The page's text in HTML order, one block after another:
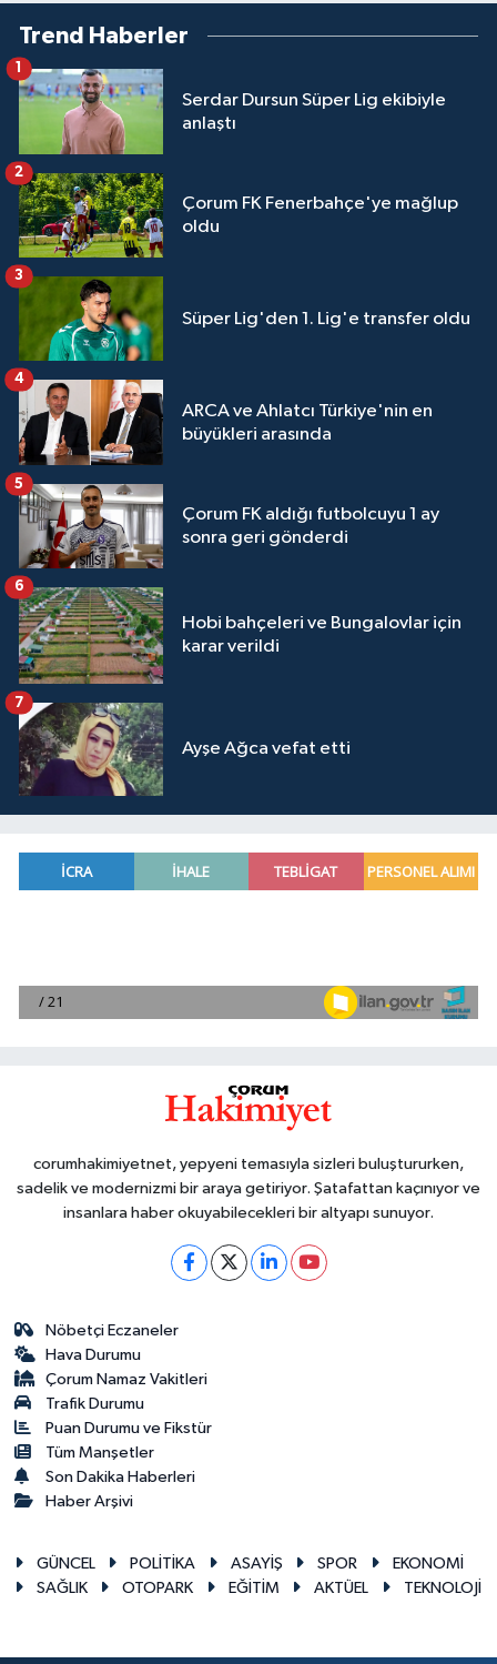
Trend Haberler
Serdar Dursun Süper Lig ekibiyle
anlaştı
Çorum FK Fenerbahçe'ye mağlup
oldu
2
Süper Lig'den 1. Lig'e transfer oldu
3
ARCA ve Ahlatcı Türkiye'nin en
büyükleri arasında
4
Çorum FK aldığı futbolcuyu 1 ay
sonra geri gönderdi
5
Hobi bahçeleri ve Bungalovlar için
karar verildi
6
Ayşe Ağca vefat etti
7
corumhakimiyetnet, yepyeni temasıyla sizleri buluştururken,
sadelik ve modernizmi bir araya getiriyor. Şatafattan kaçınıyor ve
insanlara haber okuyabilecekleri bir altyapı sunuyor.
Nöbetçi Eczaneler
Hava Durumu
Çorum Namaz Vakitleri
Trafik Durumu
Puan Durumu ve Fikstür
Tüm Manşetler
Son Dakika Haberleri
Haber Arşivi
GÜNCEL POLİTİKA ASAYİŞ SPOR
EKONOMİ
SAĞLIK
OTOPARK EĞİTİM AKTÜEL TEKNOLOJİ